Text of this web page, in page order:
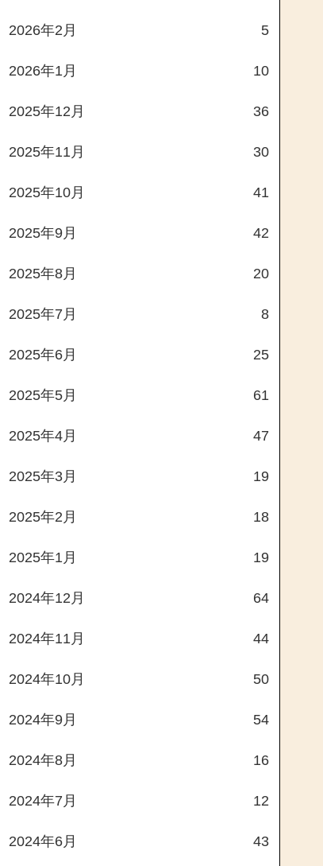
2026年2月 5
2026年1月 10
2025年12月 36
2025年11月 30
2025年10月 41
2025年9月 42
2025年8月 20
2025年7月 8
2025年6月 25
2025年5月 61
2025年4月 47
2025年3月 19
2025年2月 18
2025年1月 19
2024年12月 64
2024年11月 44
2024年10月 50
2024年9月 54
2024年8月 16
2024年7月 12
2024年6月 43